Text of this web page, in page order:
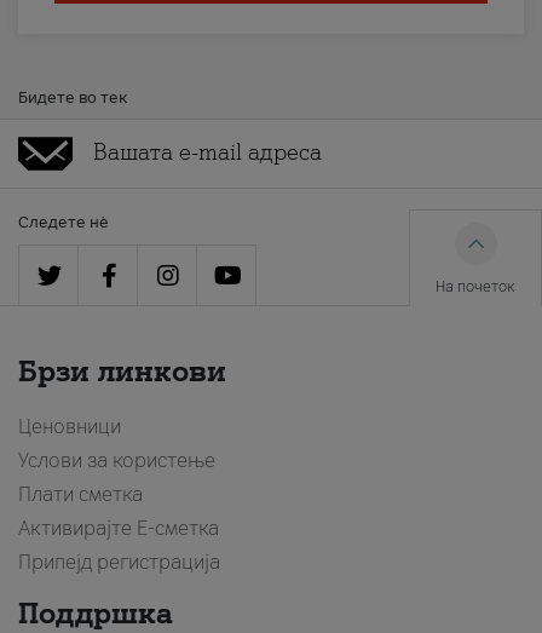
Бидете во тек
Следете нè
На почеток
Брзи линкови
Ценовници
Услови за користење
Плати сметка
Активирајте Е-сметка
Припејд регистрација
Поддршка